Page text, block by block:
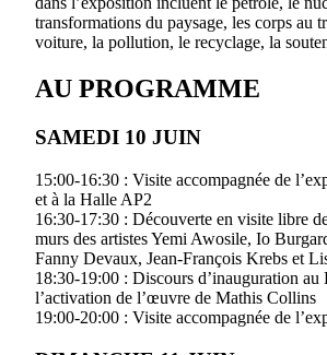
transformations du paysage, les corps au
voiture, la pollution, le recyclage, la
AU PROGRAMME
SAMEDI 10 JUIN
15:00-16:30 : Visite accompagnée de
et à la Halle AP2
16:30-17:30 : Découverte en visite libre
murs des artistes Yemi Awosile, Io
Fanny Devaux, Jean-François Krebs et
18:30-19:00 : Discours d’inauguration
l’activation de l’œuvre de Mathis Collins
19:00-20:00 : Visite accompagnée de